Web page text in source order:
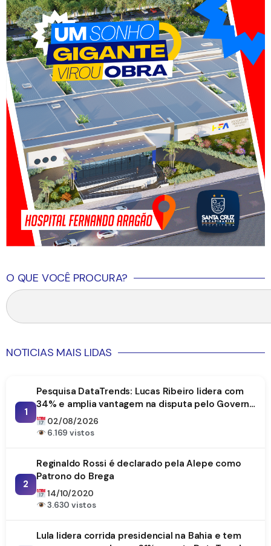
O QUE VOCÊ PROCURA?
NOTICIAS MAIS LIDAS
1
Pesquisa DataTrends: Lucas Ribeiro lidera com
34% e amplia vantagem na disputa pelo Governo
da Paraíba
02/08/2026
6.169 vistos
2
Reginaldo Rossi é declarado pela Alepe como
Patrono do Brega
14/10/2020
3.630 vistos
Lula lidera corrida presidencial na Bahia e tem